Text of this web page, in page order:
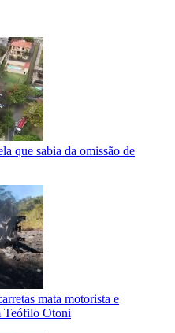
que sabia da omissão de
mata motorista e
Teófilo Otoni